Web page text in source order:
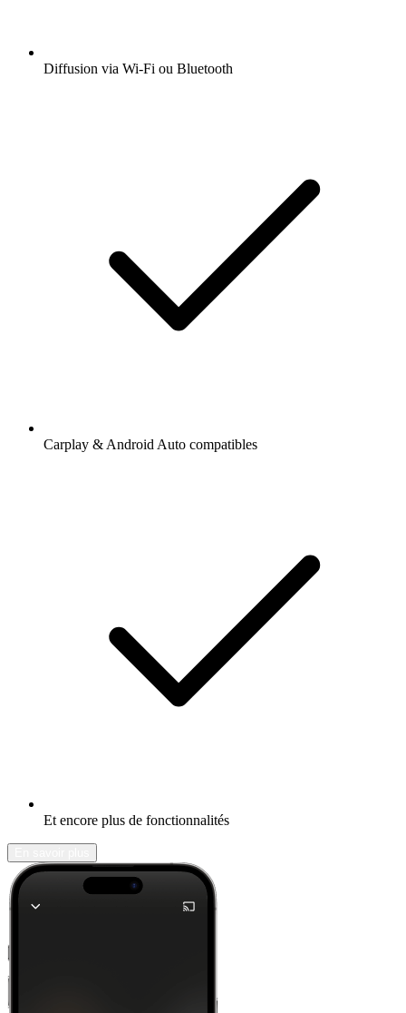
Diffusion via Wi-Fi ou Bluetooth
Carplay & Android Auto compatibles
Et encore plus de fonctionnalités